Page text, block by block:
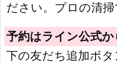
ださい。プロの清
予約はライン公式か
下の友だち追加ボ